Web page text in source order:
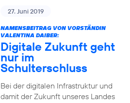
27. Juni 2019
NAMENSBEITRAG VON VORSTÄNDIN
VALENTINA DAIBER:
Digitale Zukunft geht
nur im
Schulterschluss
Bei der digitalen Infrastruktur und
damit der Zukunft unseres Landes